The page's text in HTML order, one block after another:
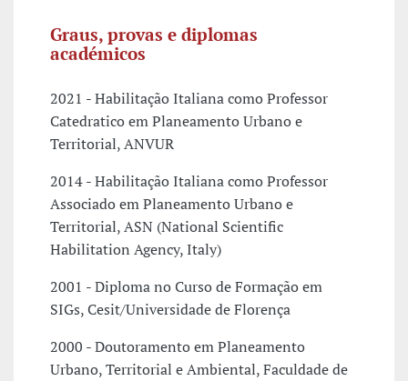
Graus, provas e diplomas
académicos
2021 - Habilitação Italiana como Professor
Catedratico em Planeamento Urbano e
Territorial, ANVUR
2014 - Habilitação Italiana como Professor
Associado em Planeamento Urbano e
Territorial, ASN (National Scientific
Habilitation Agency, Italy)
2001 - Diploma no Curso de Formação em
SIGs, Cesit/Universidade de Florença
2000 - Doutoramento em Planeamento
Urbano, Territorial e Ambiental, Faculdade de